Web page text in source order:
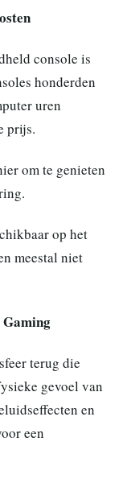
console is
honderden
uren
prijs.
om te genieten
op het
meestal niet
Gaming
terug die
gevoel van
en
een